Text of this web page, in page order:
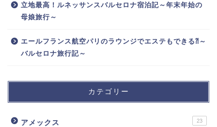
立地最高！ルネッサンスバルセロナ宿泊記～年末年始の
母娘旅行～
エールフランス航空パリのラウンジでエステもできる⁈～
バルセロナ旅行記～
カテゴリー
アメックス 23